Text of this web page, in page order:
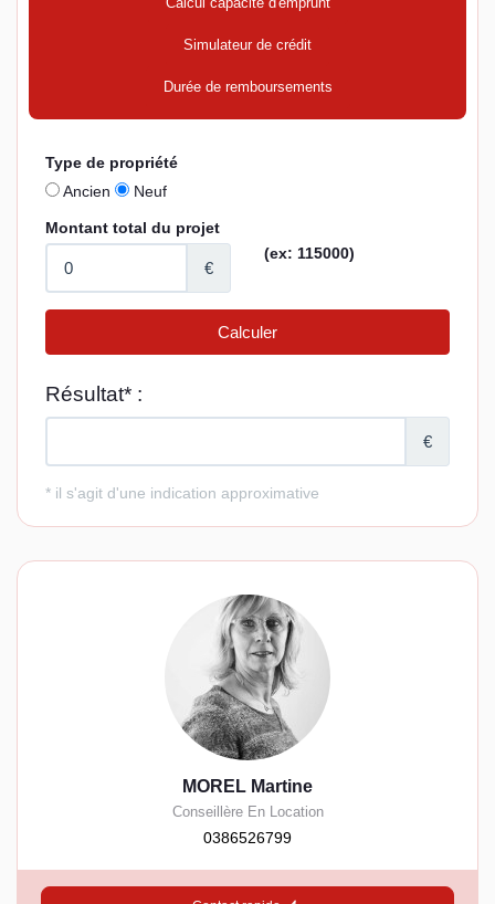
Simulateur de crédit
Durée de remboursements
MOREL Martine
Conseillère En Location
0386526799